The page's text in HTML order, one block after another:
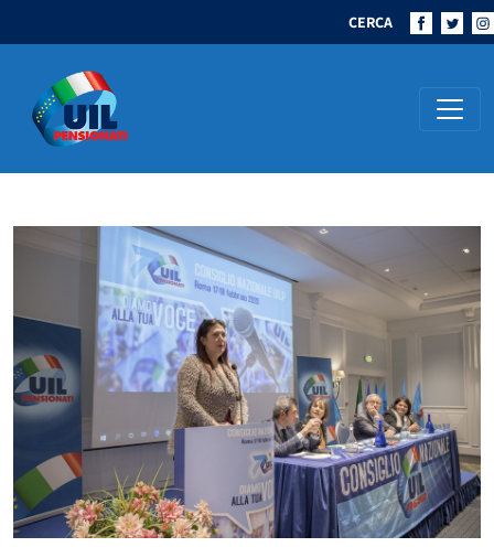
CERCA
Navigazione principale